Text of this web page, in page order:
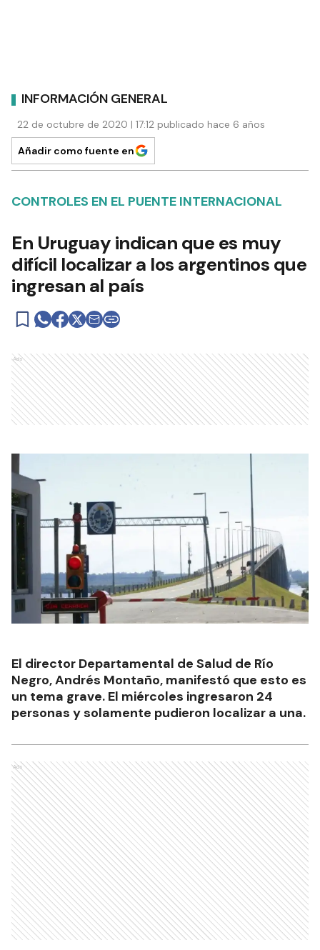
INFORMACIÓN GENERAL
22 de octubre de 2020 | 17:12 publicado hace 6 años
Añadir como fuente en
CONTROLES EN EL PUENTE INTERNACIONAL
En Uruguay indican que es muy
difícil localizar a los argentinos que
ingresan al país
Ads
El director Departamental de Salud de Río
Negro, Andrés Montaño, manifestó que esto es
un tema grave. El miércoles ingresaron 24
personas y solamente pudieron localizar a una.
Ads